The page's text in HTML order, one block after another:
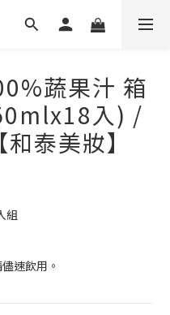
蔬果汁 箱
入) /
泰美妝】
組
速飲用。